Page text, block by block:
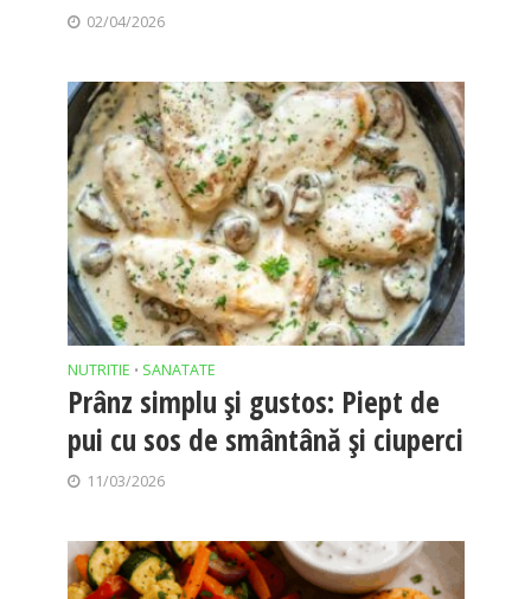
02/04/2026
NUTRITIE • SANATATE
Prânz simplu și gustos: Piept de
pui cu sos de smântână și ciuperci
11/03/2026